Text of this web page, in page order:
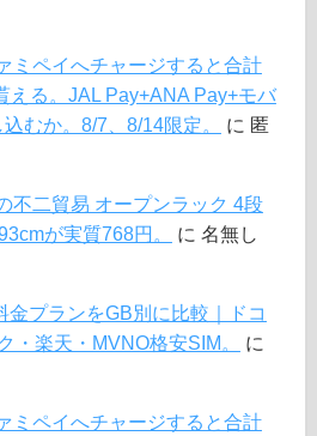
ミペイへチャージすると合計
える。JAL Pay+ANA Pay+モバ
むか。8/7、8/14限定。
に 匿
不二貿易 オープンラック 4段
が実質768円。
に 名無し
金プランをGB別に比較｜ドコ
・楽天・MVNO格安SIM。
に
ミペイへチャージすると合計